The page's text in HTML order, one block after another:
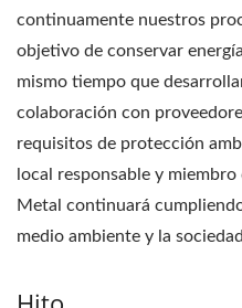
continuamente nuestros
objetivo de conservar
mismo tiempo que
colaboración con
requisitos de protección
local responsable y
Metal continuará
medio ambiente y la